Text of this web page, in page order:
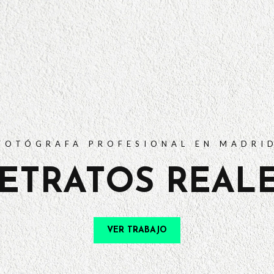
TARIFAS
PREGUNTAS FRECUENTES
CONTACTO
PROFESIONAL EN
VER TRABAJO